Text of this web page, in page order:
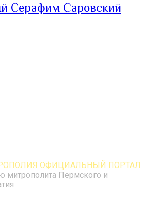
Серафим Саровский
ОФИЦИАЛЬНЫЙ ПОРТАЛ
митрополита Пермского и